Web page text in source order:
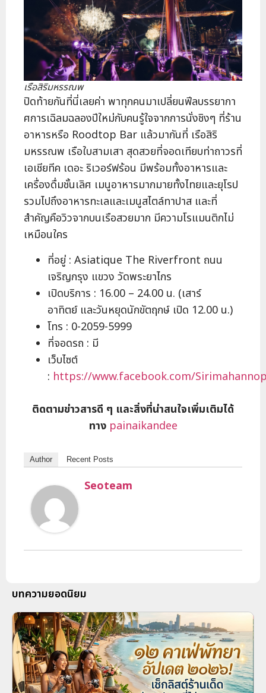
เรือสิริมหรรณพ
ปิดท้ายกันที่นี่เลยค่า พาทุกคนมาเปลี่ยนฟีลบรรยากา
ศการเฉิลมฉลองปีใหม่กับคนรู้ใจจากการนั่งชิงๆ ที่ร้าน
อาหารหรือ Roodtop Bar แล้วมากันที่ เรือสิริ
มหรรณพ เรือใบสามเสา สุดสวยที่จอดเทียบท่าถาวรที่
เอเชียทีค เดอะ ริเวอร์ฟร้อน มีพร้อมทั้งอาหารและ
เครื่องดื่มชั้นเลิศ เมนูอาหารมากมายทั้งไทยและยุโรป
รวมไปถึงอาหารทะเลและเมนูสไตล์ทาปาส และที่
สำคัญคือวิวจากบนเรือสวยมาก มีความโรแมนติกไม่
เหมือนใคร
ที่อยู่ : Asiatique The Riverfront ถนน
เจริญกรุง แขวง วัดพระยาไกร
เปิดบริการ : 16.00 – 24.00 น. (เสาร์
อาทิตย์ และวันหยุดนักขัตฤกษ์ เปิด 12.00 น.)
โทร : 0-2059-5999
ที่จอดรถ : มี
เว็บไซต์
: https://www.facebook.com/
ติดตามข่าวสารดี ๆ และสิ่งที่น่าสนใจเพิ่มเติมได้
ทาง painaikandee
Author Recent Posts
Seoteam
บทความยอดนิยม